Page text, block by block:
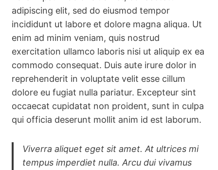
adipiscing elit, sed do eiusmod tempor
incididunt ut labore et dolore magna aliqua. Ut
enim ad minim veniam, quis nostrud
exercitation ullamco laboris nisi ut aliquip ex ea
commodo consequat. Duis aute irure dolor in
reprehenderit in voluptate velit esse cillum
dolore eu fugiat nulla pariatur. Excepteur sint
occaecat cupidatat non proident, sunt in culpa
qui officia deserunt mollit anim id est laborum.
Viverra aliquet eget sit amet. At ultrices mi
tempus imperdiet nulla. Arcu dui vivamus